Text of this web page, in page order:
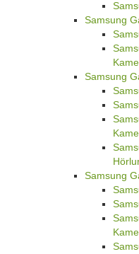
Samsung
Samsung
Samsung